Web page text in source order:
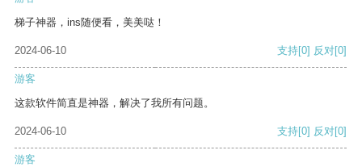
梯子神器，ins随便看，美美哒！
2024-06-10 支持[0] 反对[0]
游客
这款软件简直是神器，解决了我所有问题。
2024-06-10 支持[0] 反对[0]
游客